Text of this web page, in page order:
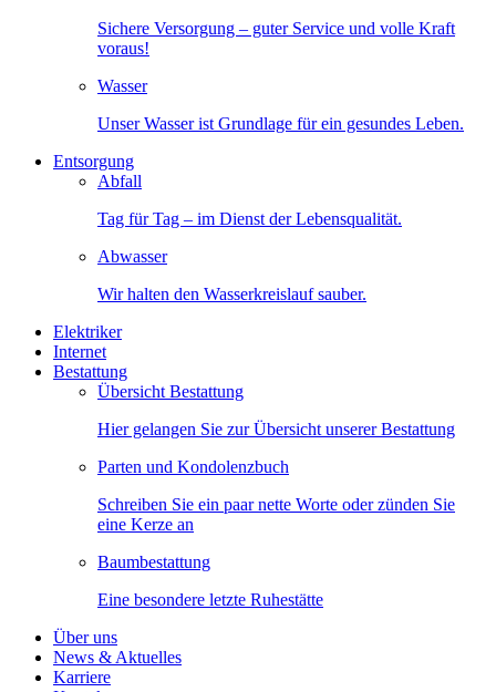
Sichere Versorgung – guter Service und volle Kraft
voraus!
Wasser
Unser Wasser ist Grundlage für ein gesundes Leben.
Entsorgung
Abfall
Tag für Tag – im Dienst der Lebensqualität.
Abwasser
Wir halten den Wasserkreislauf sauber.
Elektriker
Internet
Bestattung
Übersicht Bestattung
Hier gelangen Sie zur Übersicht unserer Bestattung
Parten und Kondolenzbuch
Schreiben Sie ein paar nette Worte oder zünden Sie
eine Kerze an
Baumbestattung
Eine besondere letzte Ruhestätte
Über uns
News & Aktuelles
Karriere